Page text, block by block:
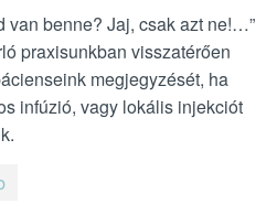
van benne? Jaj, csak azt ne!…”
praxisunkban visszatérően
megjegyzését, ha
infúzió, vagy lokális injekciót